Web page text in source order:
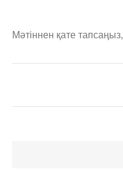
Мәтіннен қате тапсаңыз,